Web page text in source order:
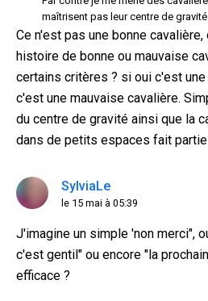
maîtrisent pas leur centre de gravité
Ce n'est pas une bonne
histoire de bonne ou mauvaise
certains critères ? si oui c'est
c'est une mauvaise cavalière.
du centre de gravité ainsi que la
dans de petits espaces fait partie
SylviaLe
le 15 mai à 05:39
J'imagine un simple 'non merci",
c'est gentil" ou encore "la
efficace ?